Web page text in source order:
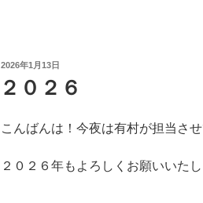
投
日:
2026年1月13日
２０２６
こんばんは！今夜は有村が担当させ
２０２６年もよろしくお願いいたし